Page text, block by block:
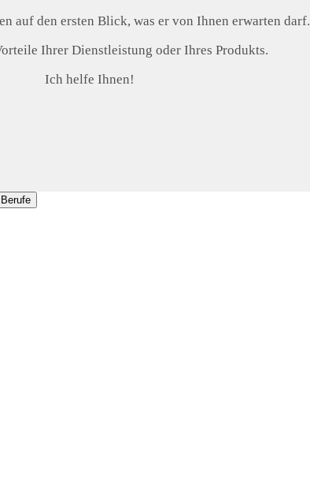
auf den ersten Blick, was er von Ihnen erwarten darf.
Ihrer Dienstleistung oder Ihres Produkts.
Ich helfe Ihnen!